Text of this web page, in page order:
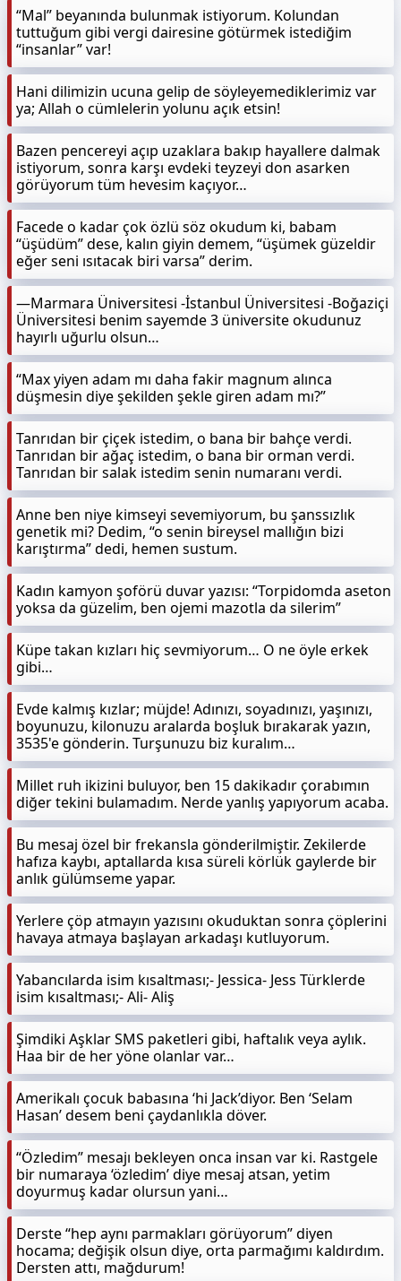
“Mal” beyanında bulunmak istiyorum. Kolundan
tuttuğum gibi vergi dairesine götürmek istediğim
“insanlar” var!
Hani dilimizin ucuna gelip de söyleyemediklerimiz var
ya; Allah o cümlelerin yolunu açık etsin!
Bazen pencereyi açıp uzaklara bakıp hayallere dalmak
istiyorum, sonra karşı evdeki teyzeyi don asarken
görüyorum tüm hevesim kaçıyor…
Facede o kadar çok özlü söz okudum ki, babam
“üşüdüm” dese, kalın giyin demem, “üşümek güzeldir
eğer seni ısıtacak biri varsa” derim.
—Marmara Üniversitesi -İstanbul Üniversitesi -Boğaziçi
Üniversitesi benim sayemde 3 üniversite okudunuz
hayırlı uğurlu olsun…
“Max yiyen adam mı daha fakir magnum alınca
düşmesin diye şekilden şekle giren adam mı?”
Tanrıdan bir çiçek istedim, o bana bir bahçe verdi.
Tanrıdan bir ağaç istedim, o bana bir orman verdi.
Tanrıdan bir salak istedim senin numaranı verdi.
Anne ben niye kimseyi sevemiyorum, bu şanssızlık
genetik mi? Dedim, “o senin bireysel mallığın bizi
karıştırma” dedi, hemen sustum.
Kadın kamyon şoförü duvar yazısı: “Torpidomda aseton
yoksa da güzelim, ben ojemi mazotla da silerim”
Küpe takan kızları hiç sevmiyorum… O ne öyle erkek
gibi…
Evde kalmış kızlar; müjde! Adınızı, soyadınızı, yaşınızı,
boyunuzu, kilonuzu aralarda boşluk bırakarak yazın,
3535'e gönderin. Turşunuzu biz kuralım…
Millet ruh ikizini buluyor, ben 15 dakikadır çorabımın
diğer tekini bulamadım. Nerde yanlış yapıyorum acaba.
Bu mesaj özel bir frekansla gönderilmiştir. Zekilerde
hafıza kaybı, aptallarda kısa süreli körlük gaylerde bir
anlık gülümseme yapar.
Yerlere çöp atmayın yazısını okuduktan sonra çöplerini
havaya atmaya başlayan arkadaşı kutluyorum.
Yabancılarda isim kısaltması;- Jessica- Jess Türklerde
isim kısaltması;- Ali- Aliş
Şimdiki Aşklar SMS paketleri gibi, haftalık veya aylık.
Haa bir de her yöne olanlar var…
Amerikalı çocuk babasına ‘hi Jack’diyor. Ben ‘Selam
Hasan’ desem beni çaydanlıkla döver.
“Özledim” mesajı bekleyen onca insan var ki. Rastgele
bir numaraya ‘özledim’ diye mesaj atsan, yetim
doyurmuş kadar olursun yani…
Derste “hep aynı parmakları görüyorum” diyen
hocama; değişik olsun diye, orta parmağımı kaldırdım.
Dersten attı, mağdurum!